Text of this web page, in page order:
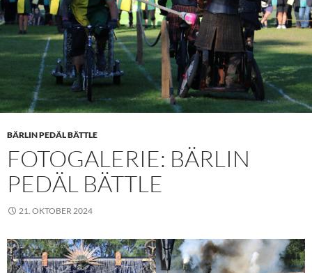
BÄRLIN PEDÄL BÄTTLE
FOTOGALERIE: BÄRLIN
PEDÄL BÄTTLE
21. OKTOBER 2024